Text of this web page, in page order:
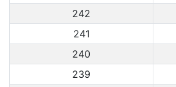
242
241
240
239